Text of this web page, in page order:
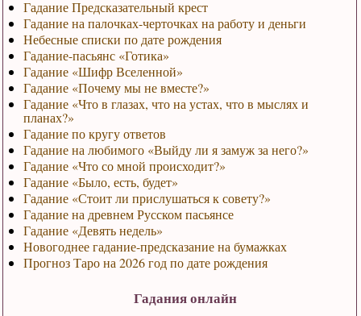
Гадание Предсказательный крест
Гадание на палочках-черточках на работу и деньги
Небесные списки по дате рождения
Гадание-пасьянс «Готика»
Гадание «Шифр Вселенной»
Гадание «Почему мы не вместе?»
Гадание «Что в глазах, что на устах, что в мыслях и
планах?»
Гадание по кругу ответов
Гадание на любимого «Выйду ли я замуж за него?»
Гадание «Что со мной происходит?»
Гадание «Было, есть, будет»
Гадание «Стоит ли прислушаться к совету?»
Гадание на древнем Русском пасьянсе
Гадание «Девять недель»
Новогоднее гадание-предсказание на бумажках
Прогноз Таро на 2026 год по дате рождения
Гадания онлайн